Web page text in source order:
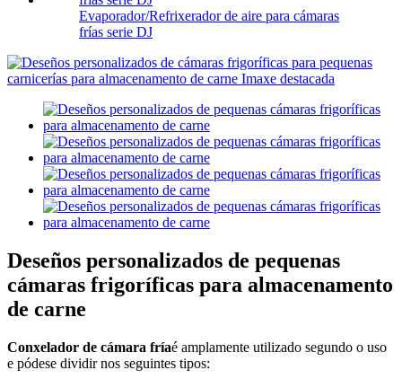
Evaporador/Refrixerador de aire para cámaras
frías serie DJ
Deseños personalizados de pequenas
cámaras frigoríficas para almacenamento
de carne
Conxelador de cámara fríaé amplamente utilizado segundo o uso
e pódese dividir nos seguintes tipos: